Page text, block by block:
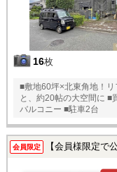
16枚
■敷地60坪×北東角地！
と、約20帖の大空間に ■
バルコニー ■駐車2台
会員限定 【会員様限定で